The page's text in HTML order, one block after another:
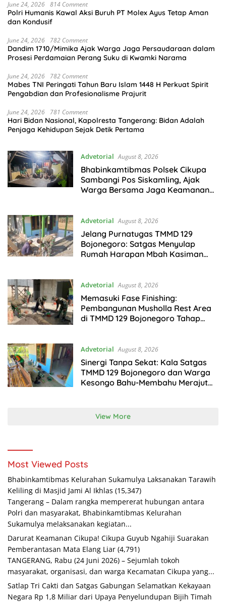
June 24, 2026 814 Comment
Polri Humanis Kawal Aksi Buruh PT Molex Ayus Tetap Aman
dan Kondusif
June 24, 2026 782 Comment
Dandim 1710/Mimika Ajak Warga Jaga Persaudaraan dalam
Prosesi Perdamaian Perang Suku di Kwamki Narama
June 24, 2026 782 Comment
Mabes TNI Peringati Tahun Baru Islam 1448 H Perkuat Spirit
Pengabdian dan Profesionalisme Prajurit
June 24, 2026 781 Comment
Hari Bidan Nasional, Kapolresta Tangerang: Bidan Adalah
Penjaga Kehidupan Sejak Detik Pertama
Advetorial August 8, 2026
Bhabinkamtibmas Polsek Cikupa
Sambangi Pos Siskamling, Ajak
Warga Bersama Jaga Keamanan
Advetorial August 8, 2026
Jelang Purnatugas TMMD 129
Bojonegoro: Satgas Menyulap
Rumah Harapan Mbah Kasiman
Advetorial August 8, 2026
Memasuki Fase Finishing:
Pembangunan Musholla Rest Area
di TMMD 129 Bojonegoro Tahap
Advetorial August 8, 2026
Sinergi Tanpa Sekat: Kala Satgas
TMMD 129 Bojonegoro dan Warga
Kesongo Bahu-Membahu Merajut
View More
Most Viewed Posts
Bhabinkamtibmas Kelurahan Sukamulya Laksanakan Tarawih
Keliling di Masjid Jami Al Ikhlas (15,347)
Tangerang – Dalam rangka mempererat hubungan antara
Polri dan masyarakat, Bhabinkamtibmas Kelurahan
Sukamulya melaksanakan kegiatan...
Darurat Keamanan Cikupa! Cikupa Guyub Ngahiji Suarakan
Pemberantasan Mata Elang Liar (4,791)
TANGERANG, Rabu (24 Juni 2026) – Sejumlah tokoh
masyarakat, organisasi, dan warga Kecamatan Cikupa yang...
Satlap Tri Cakti dan Satgas Gabungan Selamatkan Kekayaan
Negara Rp 1,8 Miliar dari Upaya Penyelundupan Bijih Timah